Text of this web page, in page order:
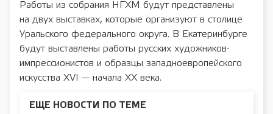
Работы из собрания НГХМ будут представлены
на двух выставках, которые организуют в столице
Уральского федерального округа. В Екатеринбурге
будут выставлены работы русских художников-
импрессионистов и образцы западноевропейского
искусства XVI — начала ХХ века.
ЕЩЕ НОВОСТИ ПО ТЕМЕ